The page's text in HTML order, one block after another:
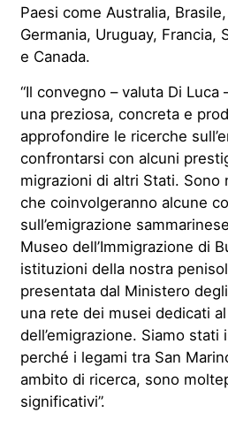
Paesi come Australia,
Germania, Uruguay, Francia,
e Canada.
“Il convegno – valuta Di Luca
una preziosa, concreta e
approfondire le ricerche
confrontarsi con alcuni
migrazioni di altri Stati. Sono
che coinvolgeranno alcune
sull’emigrazione
Museo dell’Immigrazione di
istituzioni della nostra
presentata dal Ministero
una rete dei musei dedicati
dell’emigrazione. Siamo
perché i legami tra San
ambito di ricerca, sono
significativi”.